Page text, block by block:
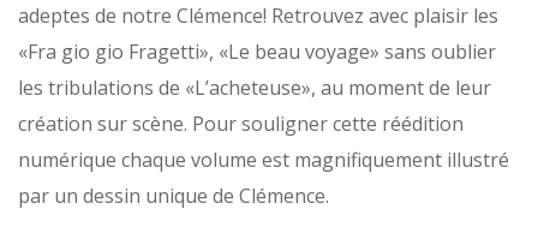
adeptes de notre Clémence! Retrouvez avec plaisir les
«Fra gio gio Fragetti», «Le beau voyage» sans oublier
les tribulations de «L’acheteuse», au moment de leur
création sur scène. Pour souligner cette réédition
numérique chaque volume est magnifiquement illustré
par un dessin unique de Clémence.